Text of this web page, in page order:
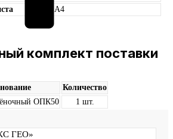
≈ А4
комплект поставки
Количество
ОПК50 1 шт.